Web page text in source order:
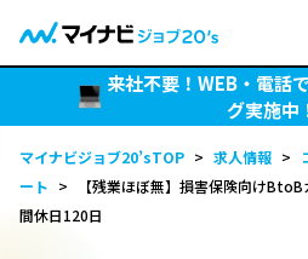
来社不要！WEB・電話
グ実施中
マイナビジョブ20’sTOP > 求人情報 >
ート >
【残業ほぼ無】損害保険向け
間休日120日